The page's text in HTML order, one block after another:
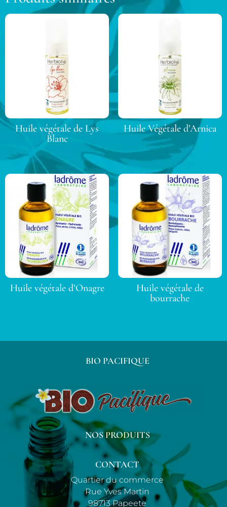
Huile végétale de Lys
Blanc
Huile Végétale d’Arnica
Huile végétale d’Onagre
Huile végétale de
bourrache
BIO PACIFIQUE
NOS PRODUITS
CONTACT
Quartier du commerce
Rue Yves Martin
98713 Papeete